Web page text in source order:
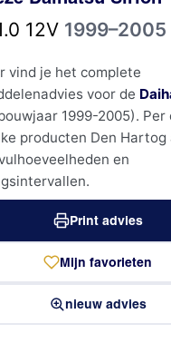
12V 1999–2005
vind je het complete
voor de
1999-2005). Per
producten Den
en
Print advies
Mijn favorieten
nieuw advies